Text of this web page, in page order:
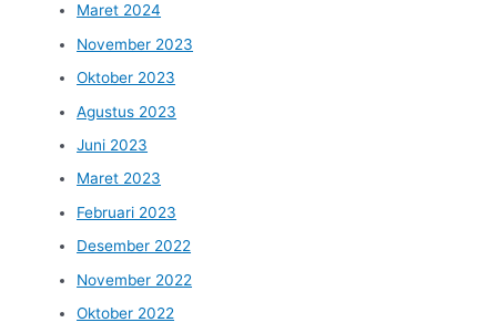
Maret 2024
November 2023
Oktober 2023
Agustus 2023
Juni 2023
Maret 2023
Februari 2023
Desember 2022
November 2022
Oktober 2022